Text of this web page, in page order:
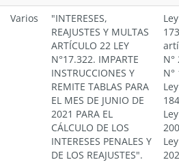
Varios
"INTERESES,
REAJUSTES Y MULTAS
ARTÍCULO 22 LEY
N°17.322. IMPARTE
INSTRUCCIONES Y
REMITE TABLAS PARA
EL MES DE JUNIO DE
2021 PARA EL
CÁLCULO DE LOS
INTERESES PENALES Y
DE LOS REAJUSTES".
N°
N°